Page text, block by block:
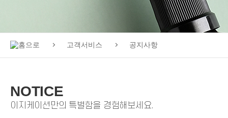
고객서비스 공지사항
NOTICE
이지케이션만의 특별함을 경험해보세요.